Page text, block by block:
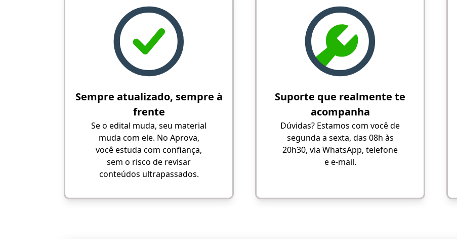
Sempre atualizado, sempre à
frente
Se o edital muda, seu material
muda com ele. No Aprova,
você estuda com confiança,
sem o risco de revisar
conteúdos ultrapassados.
Suporte que realmente te
acompanha
Dúvidas? Estamos com você de
segunda a sexta, das 08h às
20h30, via WhatsApp, telefone
e e-mail.